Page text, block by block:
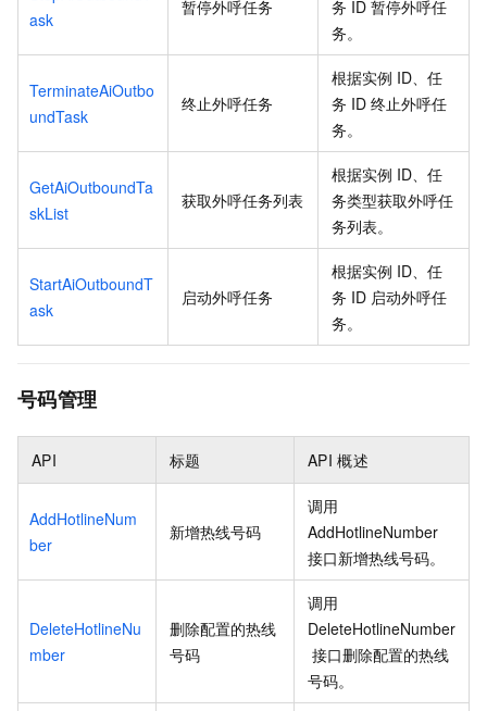
ask
暂停外呼任务
务 ID 暂停外呼任
务。
TerminateAiOutbo
undTask
终止外呼任务
根据实例 ID、任
务 ID 终止外呼任
务。
GetAiOutboundTa
skList
获取外呼任务列表
根据实例 ID、任
务类型获取外呼任
务列表。
StartAiOutboundT
ask
启动外呼任务
根据实例 ID、任
务 ID 启动外呼任
务。
号码管理
API 标题 API 概述
AddHotlineNum
ber
新增热线号码
调用
AddHotlineNumber
接口新增热线号码。
DeleteHotlineNu
mber
删除配置的热线
号码
调用
DeleteHotlineNumber
接口删除配置的热线
号码。